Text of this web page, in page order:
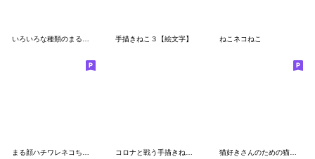
いろいろな種類のまるがおネコ絵文字 手描きねこ３【絵文字】 ねこネコねこ
猫好きさんのための猫づくし絵文字